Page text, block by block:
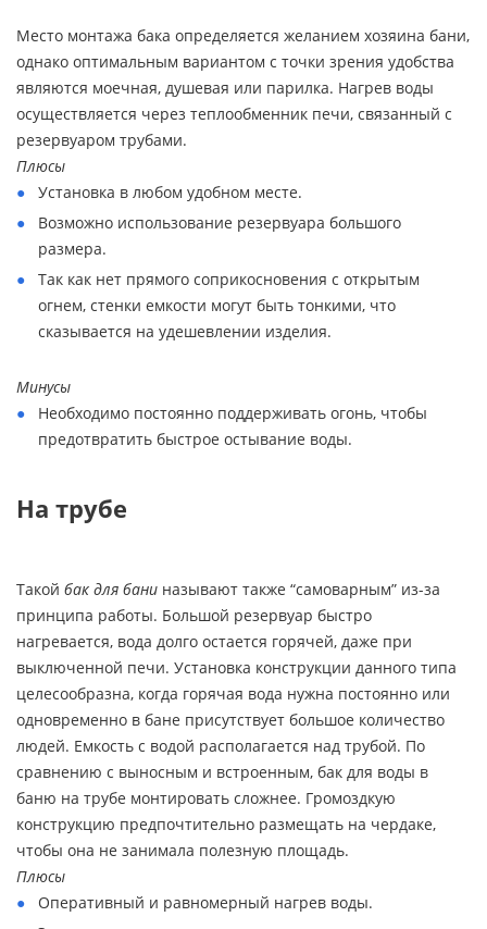
Место монтажа бака определяется желанием хозяина бани,
однако оптимальным вариантом с точки зрения удобства
являются моечная, душевая или парилка. Нагрев воды
осуществляется через теплообменник печи, связанный с
резервуаром трубами.
Плюсы
Установка в любом удобном месте.
Возможно использование резервуара большого
размера.
Так как нет прямого соприкосновения с открытым
огнем, стенки емкости могут быть тонкими, что
сказывается на удешевлении изделия.
Минусы
Необходимо постоянно поддерживать огонь, чтобы
предотвратить быстрое остывание воды.
На трубе
Такой бак для бани называют также “самоварным” из-за
принципа работы. Большой резервуар быстро
нагревается, вода долго остается горячей, даже при
выключенной печи. Установка конструкции данного типа
целесообразна, когда горячая вода нужна постоянно или
одновременно в бане присутствует большое количество
людей. Емкость с водой располагается над трубой. По
сравнению с выносным и встроенным, бак для воды в
баню на трубе монтировать сложнее. Громоздкую
конструкцию предпочтительно размещать на чердаке,
чтобы она не занимала полезную площадь.
Плюсы
Оперативный и равномерный нагрев воды.